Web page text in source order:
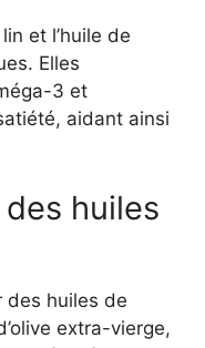
et l’huile de
Elles
3 et
aidant ainsi
huiles
des huiles de
extra-vierge,